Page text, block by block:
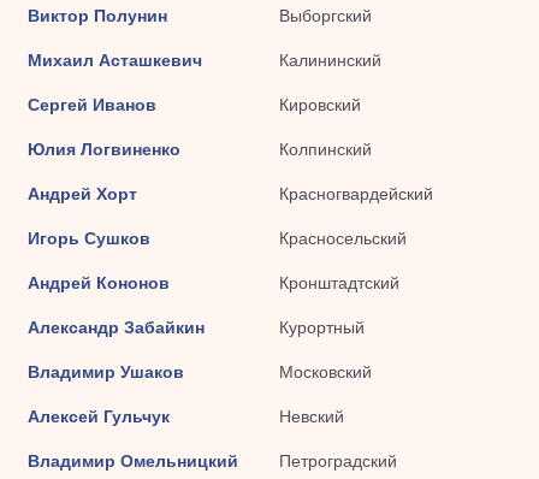
Виктор Полунин Выборгский
Михаил Асташкевич Калининский
Сергей Иванов Кировский
Юлия Логвиненко Колпинский
Андрей Хорт Красногвардейский
Игорь Сушков Красносельский
Андрей Кононов Кронштадтский
Александр Забайкин Курортный
Владимир Ушаков Московский
Алексей Гульчук Невский
Владимир Омельницкий Петроградский